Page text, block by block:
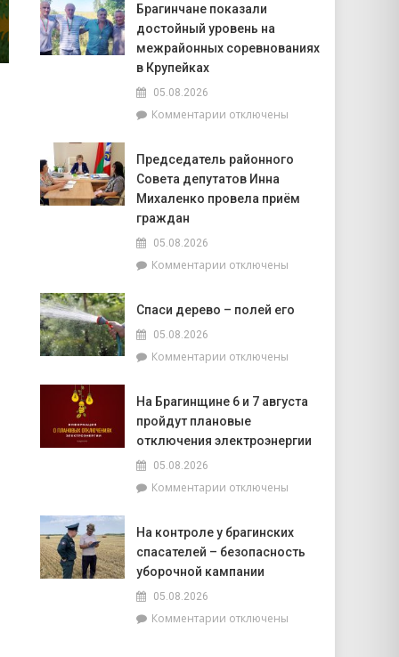
усиливают
профилактику
районном
семинаре-
практикуме
обсудили
рапса
Брагинчане показали
достойный уровень на
межрайонных соревнованиях
в Крупейках
05.08.2026
Комментариик
показали
достойный
уровень
в
отключены
Председатель районного
Совета депутатов Инна
Михаленко провела приём
граждан
05.08.2026
Комментариик
районного
Инна
провела
приём
отключены
Спаси дерево – полей его
05.08.2026
Комментариик
дерево
–
полей
отключены
На Брагинщине 6 и 7 августа
пройдут плановые
отключения электроэнергии
05.08.2026
Комментариик
Брагинщине
6
и
пройдут
отключены
На контроле у брагинских
спасателей – безопасность
уборочной кампании
05.08.2026
Комментариикотключены